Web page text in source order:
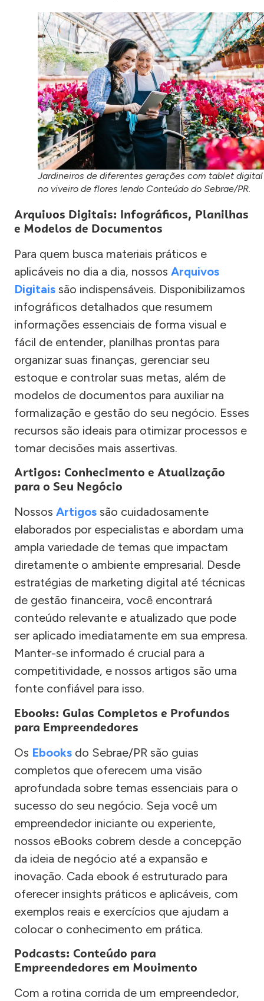
Jardineiros de diferentes gerações com tablet digital
no viveiro de flores lendo Conteúdo do Sebrae/PR.
Arquivos Digitais: Infográficos, Planilhas
e Modelos de Documentos
Para quem busca materiais práticos e
aplicáveis no dia a dia, nossos Arquivos
Digitais são indispensáveis. Disponibilizamos
infográficos detalhados que resumem
informações essenciais de forma visual e
fácil de entender, planilhas prontas para
organizar suas finanças, gerenciar seu
estoque e controlar suas metas, além de
modelos de documentos para auxiliar na
formalização e gestão do seu negócio. Esses
recursos são ideais para otimizar processos e
tomar decisões mais assertivas.
Artigos: Conhecimento e Atualização
para o Seu Negócio
Nossos Artigos são cuidadosamente
elaborados por especialistas e abordam uma
ampla variedade de temas que impactam
diretamente o ambiente empresarial. Desde
estratégias de marketing digital até técnicas
de gestão financeira, você encontrará
conteúdo relevante e atualizado que pode
ser aplicado imediatamente em sua empresa.
Manter-se informado é crucial para a
competitividade, e nossos artigos são uma
fonte confiável para isso.
Ebooks: Guias Completos e Profundos
para Empreendedores
Os Ebooks do Sebrae/PR são guias
completos que oferecem uma visão
aprofundada sobre temas essenciais para o
sucesso do seu negócio. Seja você um
empreendedor iniciante ou experiente,
nossos eBooks cobrem desde a concepção
da ideia de negócio até a expansão e
inovação. Cada ebook é estruturado para
oferecer insights práticos e aplicáveis, com
exemplos reais e exercícios que ajudam a
colocar o conhecimento em prática.
Podcasts: Conteúdo para
Empreendedores em Movimento
Com a rotina corrida de um empreendedor,